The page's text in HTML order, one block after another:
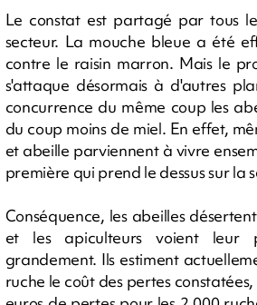
Le constat est partagé par tous
secteur. La mouche bleue a été
contre le raisin marron. Mais le
s'attaque désormais à d'autres
concurrence du même coup les
du coup moins de miel. En effet,
et abeille parviennent à vivre
première qui prend le dessus sur la
Conséquence, les abeilles
et les apiculteurs voient leur
grandement. Ils estiment
ruche le coût des pertes